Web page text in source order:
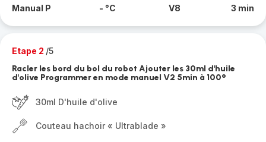
Manual P - °C V8 3 min
Etape 2 /5
Racler les bord du bol du robot Ajouter les 30ml d'huile
d'olive Programmer en mode manuel V2 5min à 100°
30ml D'huile d'olive
Couteau hachoir « Ultrablade »